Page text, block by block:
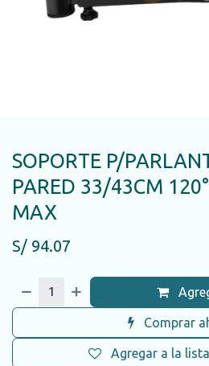
SOPORTE P/
PARED 33/43CM
MAX
S/ 94.07
Comprar
Agregar a la